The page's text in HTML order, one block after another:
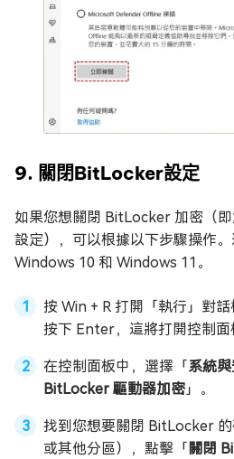
9. 關閉BitLocker設定
如果您想關閉 BitLocker 加密（
設定），可以根據以下步驟操作
Windows 10 和 Windows 11。
按 Win + R 打開「執行」對
按下 Enter，這將打開控制面
在控制面板中，選擇「 系統
BitLocker 驅動器加密」。
找到您想要關閉 BitLocker 的
或其他分區），點擊「 關閉